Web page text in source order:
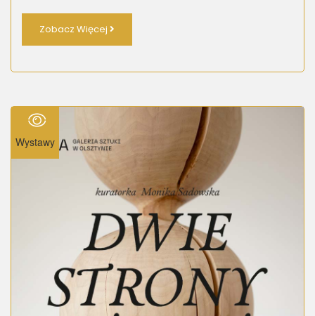
Zobacz Więcej
Wystawy